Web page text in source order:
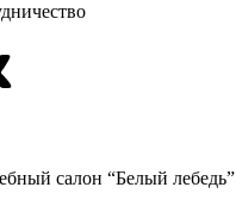
салон “Белый лебедь”